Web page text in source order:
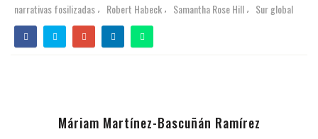
narrativas fosilizadas , Robert Habeck , Samantha Rose Hill , Sur global
Máriam Martínez-Bascuñán Ramírez